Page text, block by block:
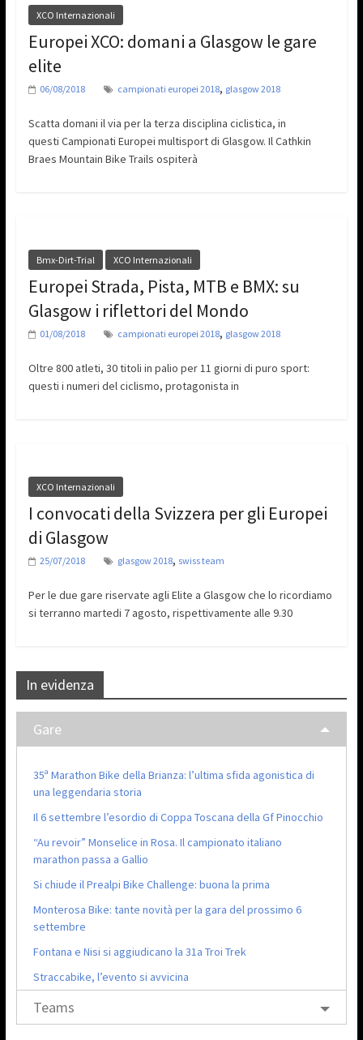
XCO Internazionali
Europei XCO: domani a Glasgow le gare
elite
06/08/2018 campionati europei 2018, glasgow 2018
Scatta domani il via per la terza disciplina ciclistica, in
questi Campionati Europei multisport di Glasgow. Il Cathkin
Braes Mountain Bike Trails ospiterà
Bmx-Dirt-Trial XCO Internazionali
Europei Strada, Pista, MTB e BMX: su
Glasgow i riflettori del Mondo
01/08/2018 campionati europei 2018, glasgow 2018
Oltre 800 atleti, 30 titoli in palio per 11 giorni di puro sport:
questi i numeri del ciclismo, protagonista in
XCO Internazionali
I convocati della Svizzera per gli Europei
di Glasgow
25/07/2018 glasgow 2018, swiss team
Per le due gare riservate agli Elite a Glasgow che lo ricordiamo
si terranno martedi 7 agosto, rispettivamente alle 9.30
In evidenza
Gare
35ª Marathon Bike della Brianza: l’ultima sfida agonistica di
una leggendaria storia
Il 6 settembre l’esordio di Coppa Toscana della Gf Pinocchio
“Au revoir” Monselice in Rosa. Il campionato italiano
marathon passa a Gallio
Si chiude il Prealpi Bike Challenge: buona la prima
Monterosa Bike: tante novità per la gara del prossimo 6
settembre
Fontana e Nisi si aggiudicano la 31a Troi Trek
Straccabike, l’evento si avvicina
Teams